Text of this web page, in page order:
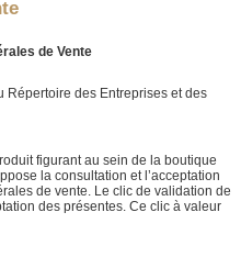
de Vente
Répertoire des Entreprises et des
figurant au sein de la boutique
la consultation et l’acceptation
de vente. Le clic de validation de
des présentes. Ce clic à valeur